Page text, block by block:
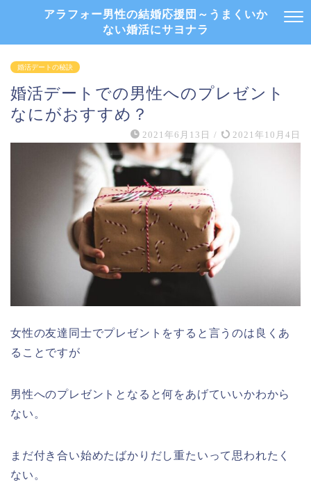
アラフォー男性の結婚応援団～うまくいか
ない婚活にサヨナラ
婚活デートの秘訣
婚活デートでの男性へのプレゼント
なにがおすすめ？
2021年6月13日 / 2021年10月4日
女性の友達同士でプレゼントをすると言うのは良くあ
ることですが
男性へのプレゼントとなると何をあげていいかわから
ない。
まだ付き合い始めたばかりだし重たいって思われたく
ない。